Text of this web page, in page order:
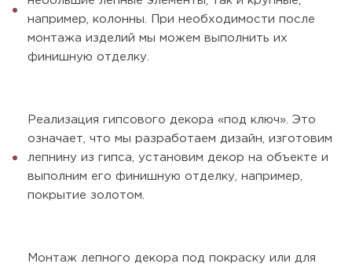
например, колонны. При необходимости после
монтажа изделий мы можем выполнить их
финишную отделку.
Реализация гипсового декора «под ключ». Это
означает, что мы разработаем дизайн, изготовим
лепнину из гипса, установим декор на объекте и
выполним его финишную отделку, например,
покрытие золотом.
Монтаж лепного декора под покраску или для